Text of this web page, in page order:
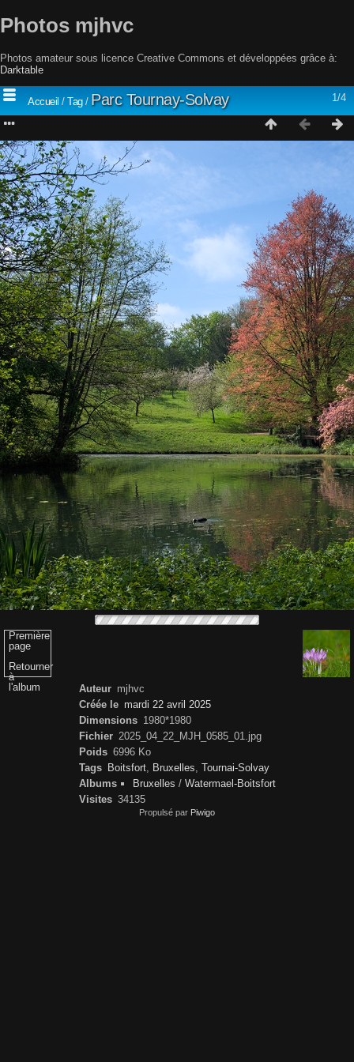
Photos mjhvc
Photos amateur sous licence Creative Commons et développées grâce à:
Darktable
1/4
Accueil / Tag / Parc Tournay-Solvay
Première
page
Retourner
à
l'album
Auteur mjhvc
Créée le mardi 22 avril 2025
Dimensions 1980*1980
Fichier 2025_04_22_MJH_0585_01.jpg
Poids 6996 Ko
Tags Boitsfort, Bruxelles Tournai-Solvay
Albums
Bruxelles / Watermael-Boitsfort
Visites 34135
Propulsé par Piwigo